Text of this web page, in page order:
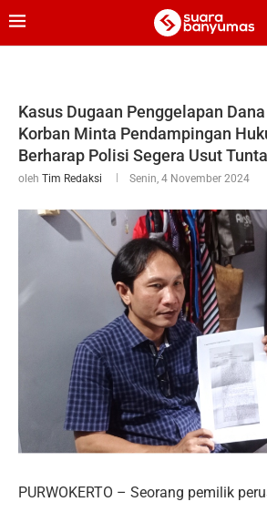
Kasus Dugaan Penggelapan
Korban Minta Pendampingan
Berharap Polisi Segera Usut
oleh Tim Redaksi Senin, 4 November 2024
PURWOKERTO – Seorang pemilik